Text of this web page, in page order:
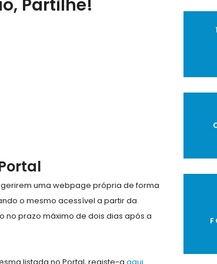
Partilhe!
uma webpage própria de forma
o mesmo acessível a partir da
no prazo máximo de dois dias após a